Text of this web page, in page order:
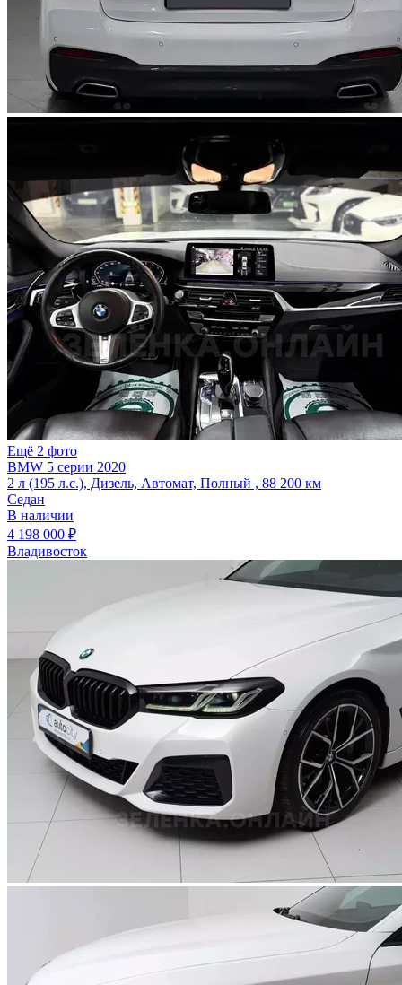
Ещё 2 фото
BMW 5 серии 2020
2 л (195 л.с.), Дизель, Автомат, Полный , 88 200 км
Седан
В наличии
4 198 000 ₽
Владивосток